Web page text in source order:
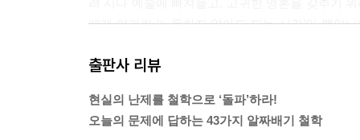
에게 여가란 ‘노동하지 않아도 되는 시간’일 뿐입
--- p.40
스마트폰은 언제 어디서나 필요한 정보를 얻게끔
어들었지요. 그렇지만 서로서로 연결되어 있다는
출판사 리뷰
현실의 난제를 철학으로 ‘돌파’하라!
오늘의 문제에 답하는 43가지 알짜배기 철학